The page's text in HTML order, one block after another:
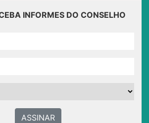
INFORMES DO CONSELHO
ASSINAR